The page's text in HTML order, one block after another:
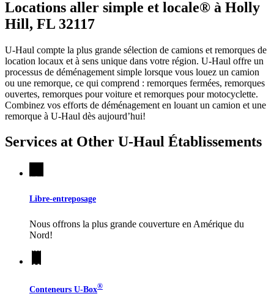
Locations aller simple et locale® à Holly
Hill, FL 32117
U-Haul compte la plus grande sélection de camions et remorques de
location locaux et à sens unique dans votre région. U-Haul offre un
processus de déménagement simple lorsque vous louez un camion
ou une remorque, ce qui comprend : remorques fermées, remorques
ouvertes, remorques pour voiture et remorques pour motocyclette.
Combinez vos efforts de déménagement en louant un camion et une
remorque à U-Haul dès aujourd’hui!
Services at Other U-Haul Établissements
Libre-entreposage
Nous offrons la plus grande couverture en Amérique du
Nord!
Conteneurs U-Box®